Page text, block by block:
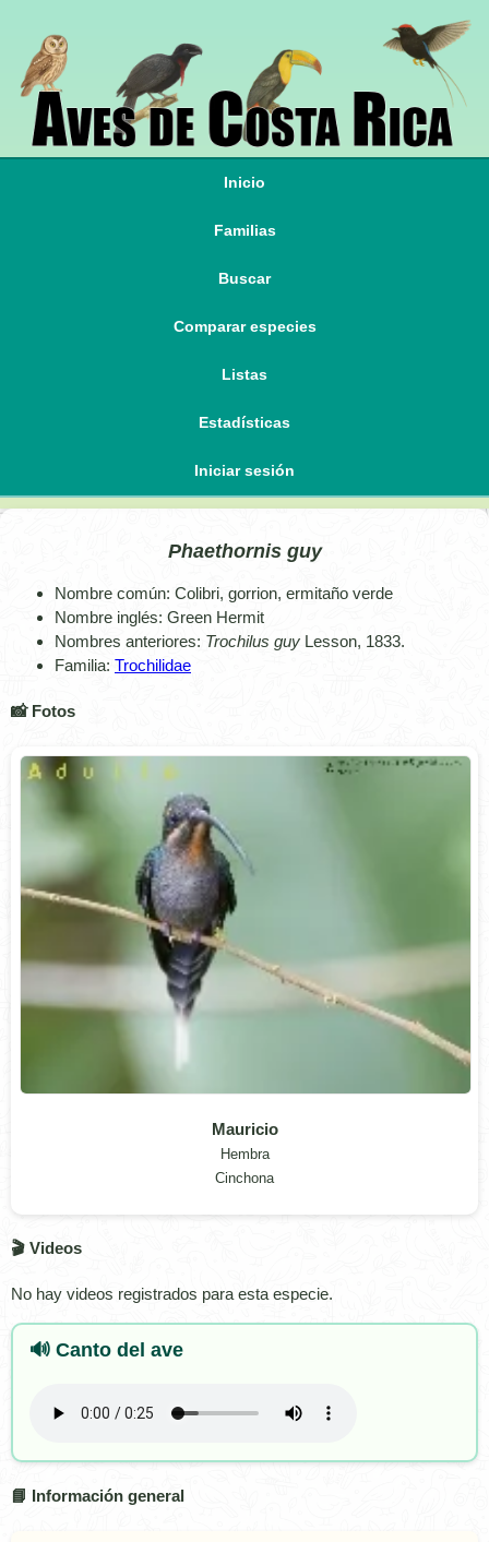
Inicio
Familias
Buscar
Comparar especies
Listas
Estadísticas
Iniciar sesión
Phaethornis guy
Nombre común: Colibri, gorrion, ermitaño verde
Nombre inglés: Green Hermit
Nombres anteriores: Trochilus guy Lesson, 1833.
Familia: Trochilidae
📸 Fotos
Mauricio
Hembra
Cinchona
🎬 Videos
No hay videos registrados para esta especie.
🔊 Canto del ave
📘 Información general